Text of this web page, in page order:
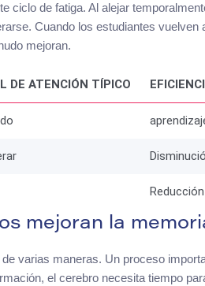
ciclo de fatiga. Al alejar
Cuando los estudiantes
mejoran.
DE ATENCIÓN TÍPICO
mejoran la
varias maneras. Un proceso
el cerebro necesita tiempo